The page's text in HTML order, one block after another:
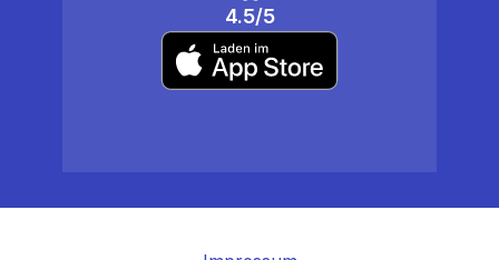
4.5/5